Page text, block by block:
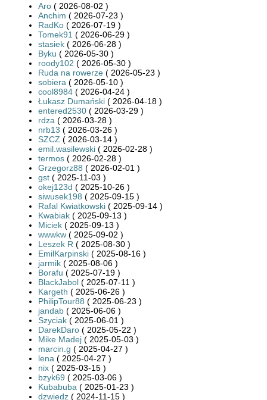
Aro ( 2026-08-02 )
Anchim ( 2026-07-23 )
RadKo ( 2026-07-19 )
Tomek91 ( 2026-06-29 )
stasiek ( 2026-06-28 )
Byku ( 2026-05-30 )
roody102 ( 2026-05-30 )
Ruda na rowerze ( 2026-05-23 )
sobiera ( 2026-05-10 )
cool8984 ( 2026-04-24 )
Łukasz Dumański ( 2026-04-18 )
entered2530 ( 2026-03-29 )
rdza ( 2026-03-28 )
nrb13 ( 2026-03-26 )
SZCZ ( 2026-03-14 )
emil.wasilewski ( 2026-02-28 )
termos ( 2026-02-28 )
Grzegorz88 ( 2026-02-01 )
gst ( 2025-11-03 )
okej123d ( 2025-10-26 )
siwusek198 ( 2025-09-15 )
Rafal Kwiatkowski ( 2025-09-14 )
Kwabiak ( 2025-09-13 )
Miciek ( 2025-09-13 )
wwwkw ( 2025-09-02 )
Leszek R ( 2025-08-30 )
EmilKarpinski ( 2025-08-16 )
jarmik ( 2025-08-06 )
Borafu ( 2025-07-19 )
BlackJabol ( 2025-07-11 )
Kargeth ( 2025-06-26 )
PhilipTour88 ( 2025-06-23 )
jandab ( 2025-06-06 )
Szyciak ( 2025-06-01 )
DarekDaro ( 2025-05-22 )
Mike Madej ( 2025-05-03 )
marcin.g ( 2025-04-27 )
lena ( 2025-04-27 )
nix ( 2025-03-15 )
bzyk69 ( 2025-03-06 )
Kubabuba ( 2025-01-23 )
dzwiedz ( 2024-11-15 )